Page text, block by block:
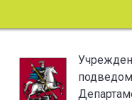
Этот сайт